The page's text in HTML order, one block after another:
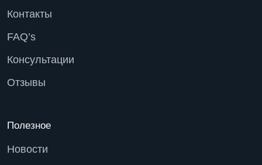
Контакты
FAQ’s
Консультации
Отзывы
Полезное
Новости